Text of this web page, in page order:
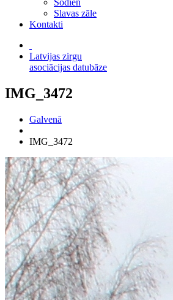
Šodien
Slavas zāle
Kontakti
Latvijas zirgu
asociācijas datubāze
IMG_3472
Galvenā
IMG_3472